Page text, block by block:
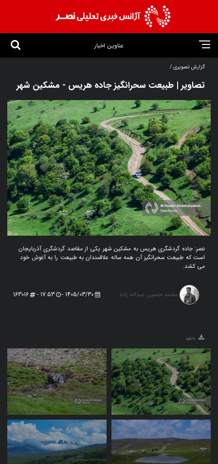
عناوین اخبار
گزارش تصویری /
تصاویر | طبیعت سحرانگیز جاده هریس - مشکین شهر
نصر: جاده گردشگری هریس به مشکین شهر یکی از مقاصد گردشگری آذربایجان
است که طبیعت سحرانگیز آن همه ساله علاقمندان به طبیعت را به آغوش خود
می کشد.
محمد حسین عبداله زاده 1405/03/30 -
17:53 -
163016
دانلود